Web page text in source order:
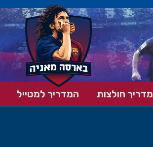
מדריך חולצות המדריך למטייל